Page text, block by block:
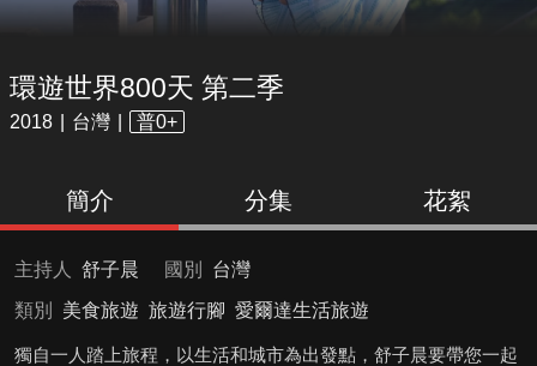
環遊世界800天 第二季
2018 台灣 普0+
簡介 分集 花絮
主持人 舒子晨 國別
台灣
類別
美食旅遊 旅遊行腳 愛爾達生活旅遊
獨自一人踏上旅程，以生活和城市為出發點，舒子晨要帶您一起